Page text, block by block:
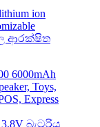
ආරක්ෂිත
3.8V බැටරිය